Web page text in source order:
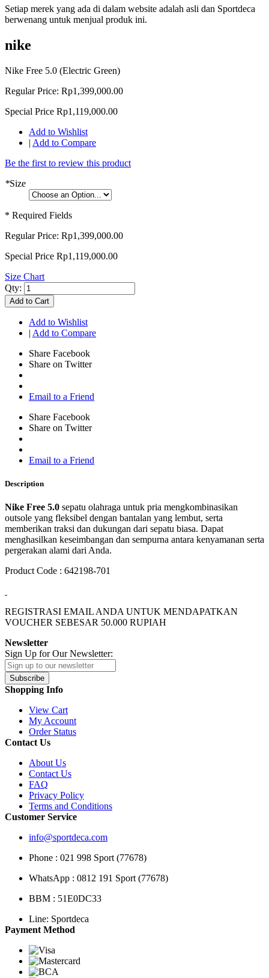
Setiap merek yang ada di dalam website adalah asli dan Sportdeca
berwenang untuk menjual produk ini.
nike
Nike Free 5.0 (Electric Green)
Regular Price: Rp1,399,000.00
Special Price Rp1,119,000.00
Add to Wishlist
| Add to Compare
Be the first to review this product
*Size
* Required Fields
Regular Price: Rp1,399,000.00
Special Price Rp1,119,000.00
Size Chart
Qty:
Add to Cart
Add to Wishlist
| Add to Compare
Share Facebook
Share on Twitter
Email to a Friend
Share Facebook
Share on Twitter
Email to a Friend
Description
Nike Free 5.0 sepatu olahraga untuk pria mengkombinasikan
outsole yang fleksibel dengan bantalan yang lembut, serta
memberikan traksi dan dukungan dari sepatu biasa. Dapat
menghasilkan keseimbangan dan sempurna antara kenyamanan serta
pergerakan alami dari Anda.
Product Code : 642198-701
REGISTRASI EMAIL ANDA UNTUK MENDAPATKAN
VOUCHER SEBESAR 50.000 RUPIAH
Newsletter
Sign Up for Our Newsletter:
Subscribe
Shopping Info
View Cart
My Account
Order Status
Contact Us
About Us
Contact Us
FAQ
Privacy Policy
Terms and Conditions
Customer Service
info@sportdeca.com
Phone : 021 998 Sport (77678)
WhatsApp : 0812 191 Sport (77678)
BBM : 51E0DC33
Line: Sportdeca
Payment Method